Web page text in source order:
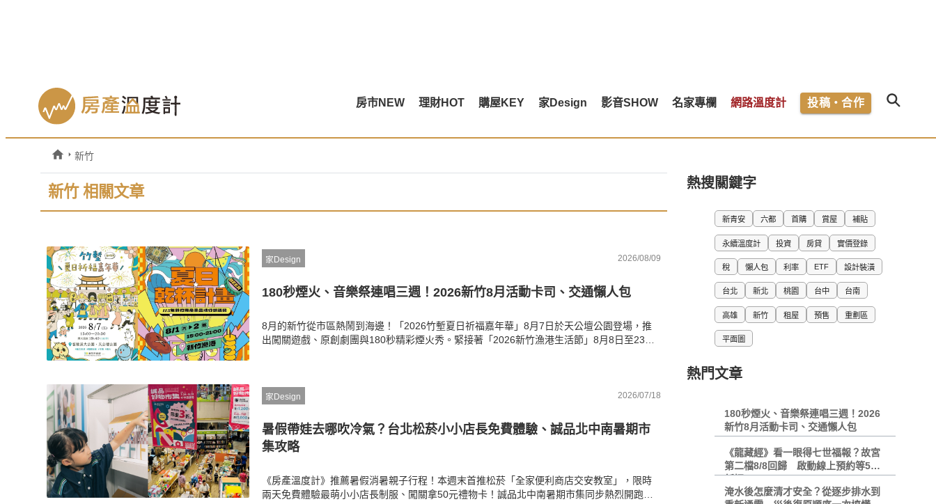
房市NEW 理財HOT 購屋KEY 家Design 影音SHOW 名家專欄 網路溫度計 投稿・合作
新竹
新竹 相關文章
家Design 2026/08/09
180秒煙火、音樂祭連唱三週！2026新竹8月活動卡司、交通懶人包
8月的新竹從市區熱鬧到海邊！「2026竹塹夏日祈福嘉年華」8月7日於天公壇公園登場，推
出闖關遊戲、原創劇團與180秒精彩煙火秀。緊接著「2026新竹漁港生活節」8月8日至23日
家Design 2026/07/18
暑假帶娃去哪吹冷氣？台北松菸小小店長免費體驗、誠品北中南暑期市
集攻略
《房產溫度計》推薦暑假消暑親子行程！本週末首推松菸「全家便利商店交安教室」，限時
兩天免費體驗最萌小小店長制服、闖關拿50元禮物卡！誠品北中南暑期市集同步熱烈開跑，
熱搜關鍵字
新青安 六都 首購 賞屋 補貼
永續溫度計 投資 房貸 實價登錄
稅 懶人包 利率 ETF 設計裝潢
台北 新北 桃園 台中 台南
高雄 新竹 租屋 預售 重劃區
平面圖
熱門文章
180秒煙火、音樂祭連唱三週！2026
新竹8月活動卡司、交通懶人包
《龍藏經》看一眼得七世福報？故宮
第二檔8/8回歸 啟動線上預約等5大
新招
淹水後怎麼清才安全？從逐步排水到